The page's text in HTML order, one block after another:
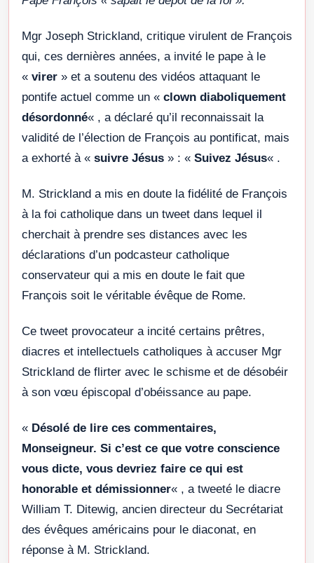
Mgr Joseph Strickland, critique virulent de François
qui, ces dernières années, a invité le pape à le
« virer » et a soutenu des vidéos attaquant le
pontife actuel comme un « clown diaboliquement
désordonné« , a déclaré qu’il reconnaissait la
validité de l’élection de François au pontificat, mais
a exhorté à « suivre Jésus » : « Suivez Jésus« .
M. Strickland a mis en doute la fidélité de François
à la foi catholique dans un tweet dans lequel il
cherchait à prendre ses distances avec les
déclarations d’un podcasteur catholique
conservateur qui a mis en doute le fait que
François soit le véritable évêque de Rome.
Ce tweet provocateur a incité certains prêtres,
diacres et intellectuels catholiques à accuser Mgr
Strickland de flirter avec le schisme et de désobéir
à son vœu épiscopal d’obéissance au pape.
« Désolé de lire ces commentaires,
Monseigneur. Si c’est ce que votre conscience
vous dicte, vous devriez faire ce qui est
honorable et démissionner« , a tweeté le diacre
William T. Ditewig, ancien directeur du Secrétariat
des évêques américains pour le diaconat, en
réponse à M. Strickland.